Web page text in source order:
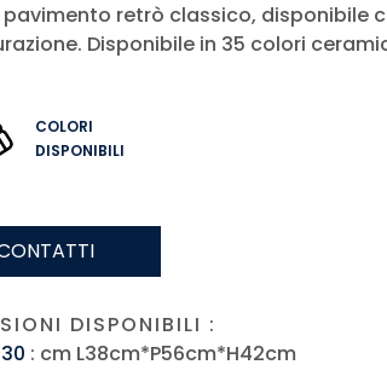
pavimento retrò classico, disponibile
Disponibile in 35 colori
COLORI
DISPONIBILI
DISPONIBILI :
: cm L38cm*P56cm*H42cm